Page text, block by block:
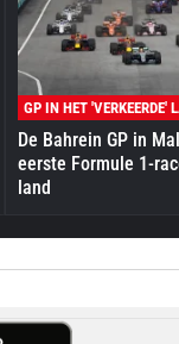
GP IN HET 'VERKEERDE'
De Bahrein GP in
eerste Formule 1-
land